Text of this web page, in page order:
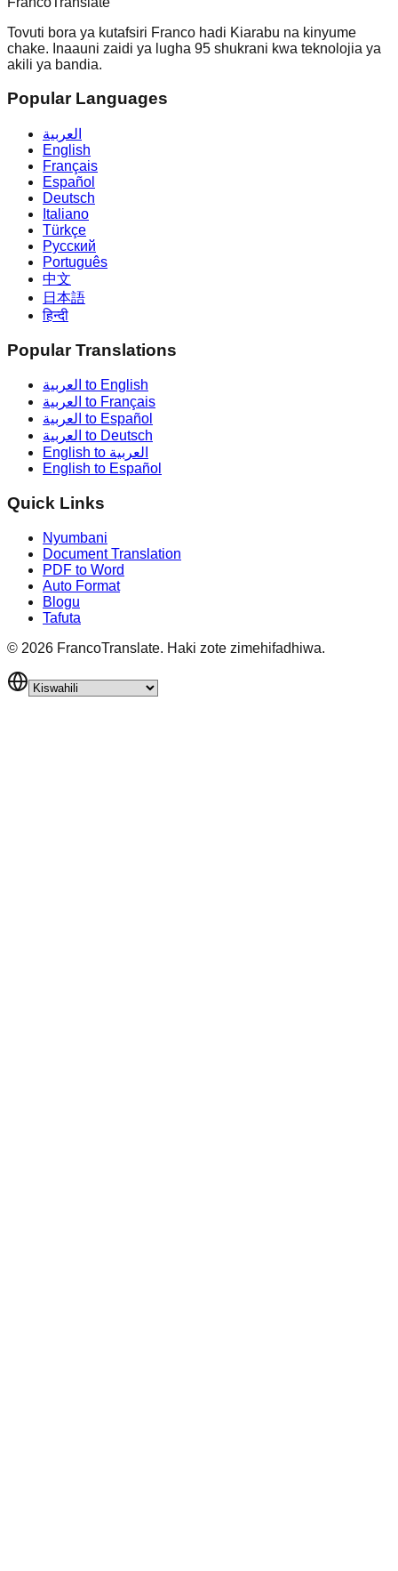
Tovuti bora ya kutafsiri Franco hadi Kiarabu na kinyume
chake. Inaauni zaidi ya lugha 95 shukrani kwa teknolojia ya
akili ya bandia.
Popular Languages
العربية
English
Français
Español
Deutsch
Italiano
Türkçe
Русский
Português
中文
日本語
हिन्दी
Popular Translations
العربية to English
العربية to Français
العربية to Español
العربية to Deutsch
English to العربية
English to Español
Quick Links
Nyumbani
Document Translation
PDF to Word
Auto Format
Blogu
Tafuta
© 2026 FrancoTranslate. Haki zote zimehifadhiwa.